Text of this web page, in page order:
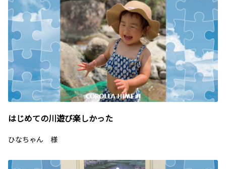
はじめての川遊び楽しかった
ひなちゃん 様